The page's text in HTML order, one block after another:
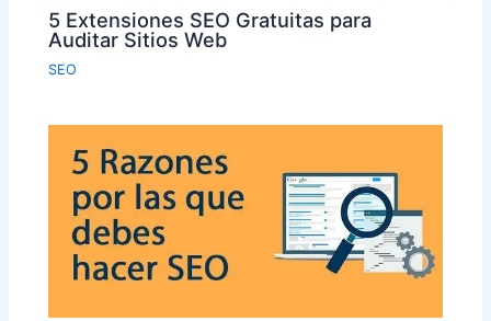
5 Extensiones SEO Gratuitas para
Auditar Sitios Web
SEO